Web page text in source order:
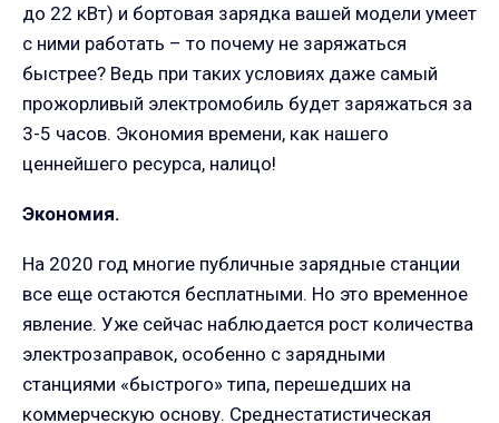
до 22 кВт) и бортовая зарядка вашей модели умеет
с ними работать – то почему не заряжаться
быстрее? Ведь при таких условиях даже самый
прожорливый электромобиль будет заряжаться за
3-5 часов. Экономия времени, как нашего
ценнейшего ресурса, налицо!
Экономия.
На 2020 год многие публичные зарядные станции
все еще остаются бесплатными. Но это временное
явление. Уже сейчас наблюдается рост количества
электрозаправок, особенно с зарядными
станциями «быстрого» типа, перешедших на
коммерческую основу. Среднестатистическая